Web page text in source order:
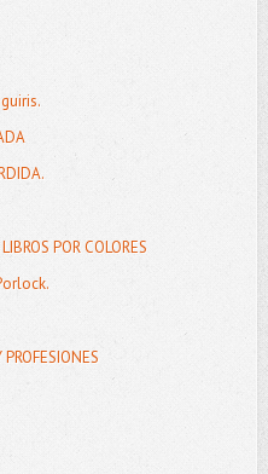
guiris.
POR COLORES